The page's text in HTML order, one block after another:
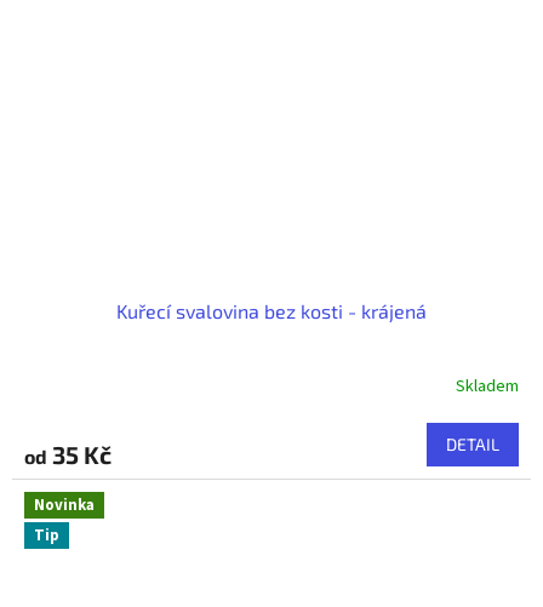
Kuřecí svalovina bez kosti - krájená
Skladem
od 35 Kč DETAIL
Novinka
Tip